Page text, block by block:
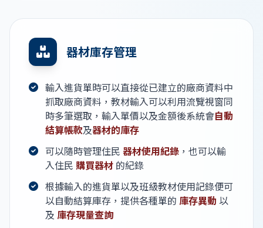
器材庫存管理
輸入進貨單時可以直接從已建立的廠商資料中
抓取廠商資料，教材輸入可以利用流覽視窗同
時多筆選取，輸入單價以及金額後系統會自動
結算帳款及器材的庫存
可以隨時管理住民 器材使用紀錄 ，也可以輸
入住民 購買器材 的紀錄
根據輸入的進貨單以及班級教材使用記錄便可
以自動結算庫存，提供各種單的 庫存異動 以
及 庫存現量查詢